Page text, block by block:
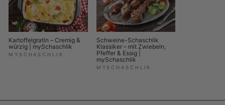
Kartoffelgratin – Cremig &
würzig | mySchaschlik
MYSCHASCHLIK
Schweine-Schaschlik
Klassiker – mit Zwiebeln,
Pfeffer & Essig |
mySchaschlik
MYSCHASCHLIK